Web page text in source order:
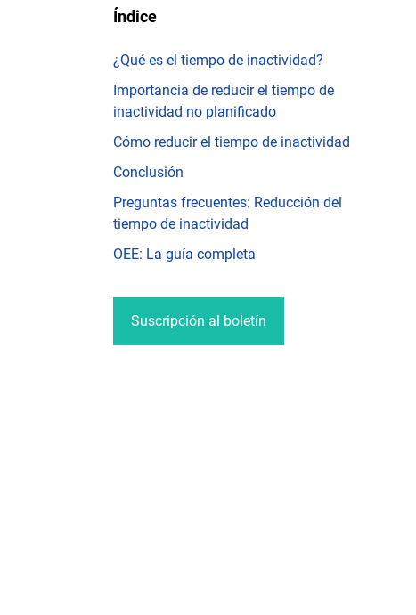
Índice
¿Qué es el tiempo de inactividad?
Importancia de reducir el tiempo de
inactividad no planificado
Cómo reducir el tiempo de inactividad
Conclusión
Preguntas frecuentes: Reducción del
tiempo de inactividad
OEE: La guía completa
Suscripción al boletín